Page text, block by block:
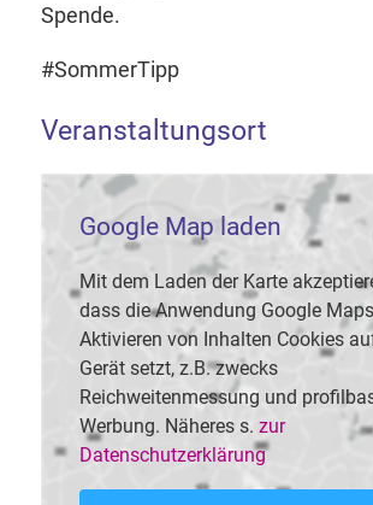
Spende.
#SommerTipp
Veranstaltungsort
Google Map laden
Mit dem Laden der Karte
dass die Anwendung Google
Aktivieren von Inhalten Cookies
Gerät setzt, z.B. zwecks
Reichweitenmessung und
Werbung. Näheres s. zur
Datenschutzerklärung